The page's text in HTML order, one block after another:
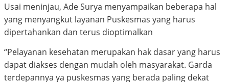
Usai meninjau, Ade Surya menyampaikan beberapa hal
yang menyangkut layanan Puskesmas yang harus
dipertahankan dan terus dioptimalkan
“Pelayanan kesehatan merupakan hak dasar yang harus
dapat diakses dengan mudah oleh masyarakat. Garda
terdepannya ya puskesmas yang berada paling dekat